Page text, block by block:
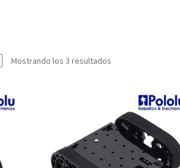
Mostrando los 3 resultados